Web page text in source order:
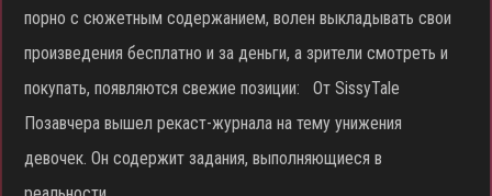
порно с сюжетным содержанием, волен выкладывать свои
произведения бесплатно и за деньги, а зрители смотреть и
покупать, появляются свежие позиции: От SissyTale
Позавчера вышел рекаст-журнала на тему унижения
девочек. Он содержит задания, выполняющиеся в